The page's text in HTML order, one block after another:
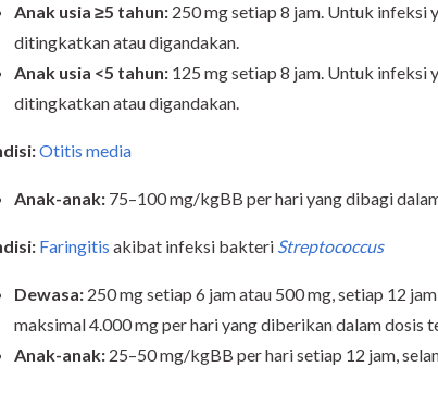
Anak usia ≥5 tahun: 250 mg setiap 8 jam. Untuk infeksi
ditingkatkan atau digandakan.
Anak usia <5 tahun: 125 mg setiap 8 jam. Untuk infeksi
ditingkatkan atau digandakan.
Otitis media
Anak-anak: 75–100 mg/kgBB per hari yang dibagi
Faringitis akibat infeksi bakteri Streptococcus
Dewasa: 250 mg setiap 6 jam atau 500 mg, setiap 12
maksimal 4.000 mg per hari yang diberikan dalam dosis
Anak-anak: 25–50 mg/kgBB per hari setiap 12 jam,